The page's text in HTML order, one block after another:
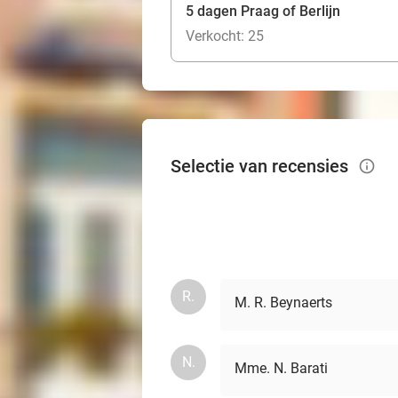
5 dagen Praag of Berlijn
Verkocht: 25
Selectie van recensies info_outlined
R. M. R. Beynaerts
N. Mme. N. Barati